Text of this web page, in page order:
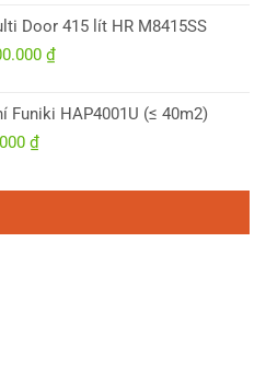
₫.
là:
4.950.000 ₫.
Door 415 lít HR M8415SS
₫.
₫Giá
là:
Funiki HAP4001U (≤ 40m2)
₫Giá
tại
4.500.000 ₫.